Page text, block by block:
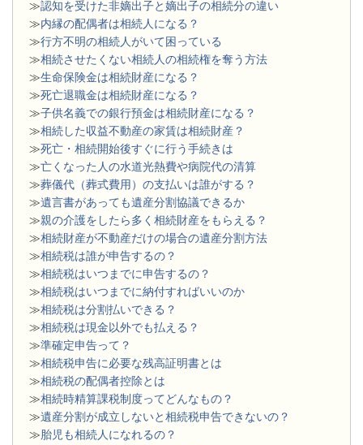
≫認知を受けた非嫡出子と嫡出子の相続分の違い
≫内縁の配偶者は相続人になる？
≫行方不明の相続人がいて困っている
≫相続させたくない相続人の相続権を奪う方法
≫生命保険金は相続財産になる？
≫死亡退職金は相続財産になる？
≫子供名義での銀行預金は相続財産になる？
≫相続した収益不動産の家賃は相続財産？
≫死亡・相続開始後すぐに行う手続きは
≫亡くなった人の水道光熱費や病院代の清算
≫葬儀代（葬式費用）の支払いは誰がする？
≫遺言書があっても遺産分割協議できるか
≫親の介護をしたら多く相続財産をもらえる？
≫相続財産が不動産だけの場合の遺産分割方法
≫相続税は誰が申告するの？
≫相続税はいつまでに申告するの？
≫相続税はいつまでに納付すればいいのか
≫相続税は分割払いできる？
≫相続税は現金以外でも払える？
≫準確定申告って？
≫相続税申告に必要な残高証明書とは
≫相続税の配偶者控除とは
≫相続時精算課税制度ってどんなもの？
≫遺産分割が成立しないと相続税申告できないの？
≫胎児も相続人になれるの？